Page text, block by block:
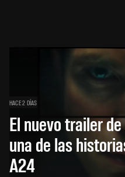
HACE 2 DÍAS
El nuevo trailer
una de las
A24